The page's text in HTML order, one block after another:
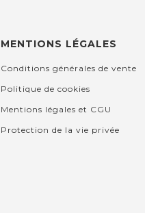
MENTIONS LÉGALES
Conditions générales de vente
Politique de cookies
Mentions légales et CGU
Protection de la vie privée